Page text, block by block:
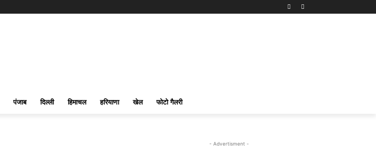
पंजाब दिल्ली हिमाचल हरियाणा खेल फोटो गैलरी
- Advertisment -